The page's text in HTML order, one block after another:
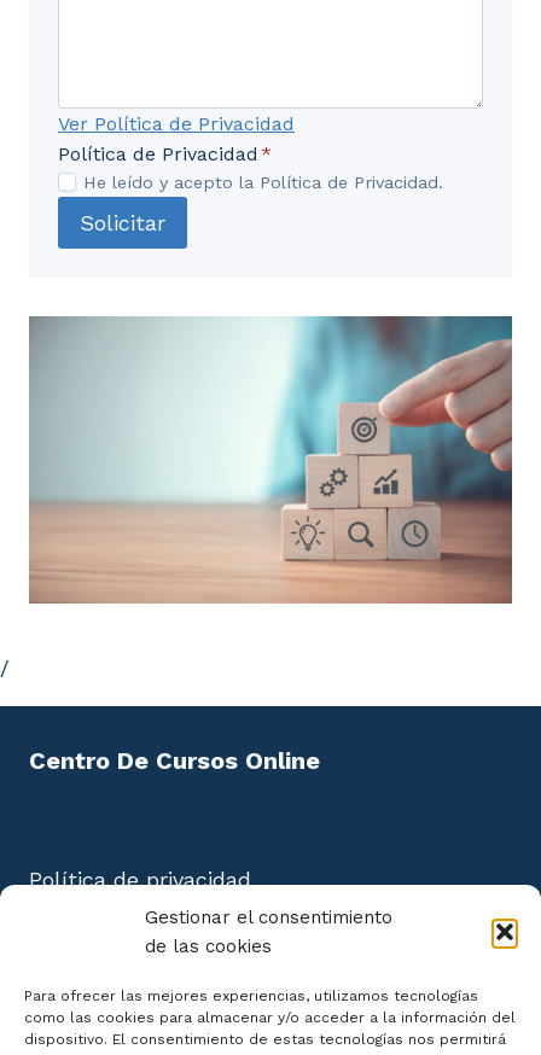
Gestionar el consentimiento
de las cookies
Para ofrecer las mejores experiencias, utilizamos tecnologías
como las cookies para almacenar y/o acceder a la información del
dispositivo. El consentimiento de estas tecnologías nos permitirá
Ver Política de Privacidad
Política de Privacidad *
He leído y acepto la Política de Privacidad.
Solicitar
/
Centro De Cursos Online
Política de privacidad
Aviso Legal
Política de cookies